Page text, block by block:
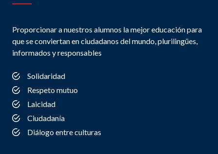
Proporcionar a nuestros alumnos la mejor educación para
que se conviertan en ciudadanos del mundo, plurilingües,
informados y responsables
Solidaridad
Respeto mutuo
Laicidad
Ciudadanía
Diálogo entre culturas